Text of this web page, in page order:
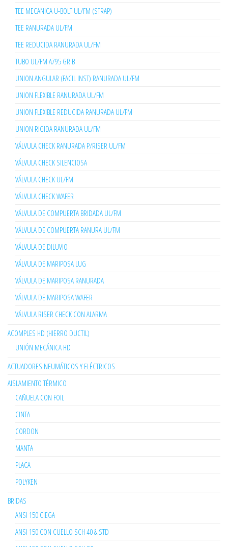
TEE MECANICA U-BOLT UL/FM (STRAP)
TEE RANURADA UL/FM
TEE REDUCIDA RANURADA UL/FM
TUBO UL/FM A795 GR B
UNION ANGULAR (FACIL INST) RANURADA UL/FM
UNION FLEXIBLE RANURADA UL/FM
UNION FLEXIBLE REDUCIDA RANURADA UL/FM
UNION RIGIDA RANURADA UL/FM
VÁLVULA CHECK RANURADA P/RISER UL/FM
VÁLVULA CHECK SILENCIOSA
VÁLVULA CHECK UL/FM
VÁLVULA CHECK WAFER
VÁLVULA DE COMPUERTA BRIDADA UL/FM
VÁLVULA DE COMPUERTA RANURA UL/FM
VÁLVULA DE DILUVIO
VÁLVULA DE MARIPOSA LUG
VÁLVULA DE MARIPOSA RANURADA
VÁLVULA DE MARIPOSA WAFER
VÁLVULA RISER CHECK CON ALARMA
ACOMPLES HD (HIERRO DUCTIL)
UNIÓN MECÁNICA HD
ACTUADORES NEUMÁTICOS Y ELÉCTRICOS
AISLAMIENTO TÉRMICO
CAÑUELA CON FOIL
CINTA
CORDON
MANTA
PLACA
POLYKEN
BRIDAS
ANSI 150 CIEGA
ANSI 150 CON CUELLO SCH 40 & STD